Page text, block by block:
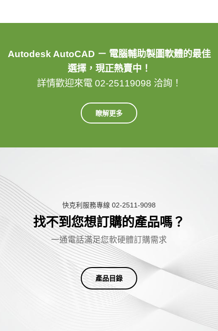
Autodesk AutoCAD － 電腦輔助製圖軟體的最佳
選擇，現正熱賣中！
詳情歡迎來電 02-25119098 洽詢！
瞭解更多
快克利服務專線 02-2511-9098
找不到您想訂購的產品嗎？
一通電話滿足您軟硬體訂購需求
產品目錄